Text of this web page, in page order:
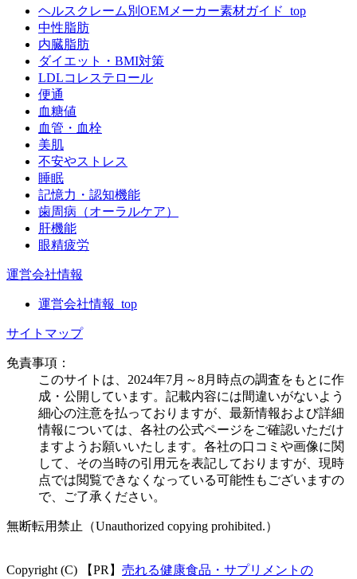
ヘルスクレーム別OEMメーカー素材ガイド_top
中性脂肪
内臓脂肪
ダイエット・BMI対策
LDLコレステロール
便通
血糖値
血管・血栓
美肌
不安やストレス
睡眠
記憶力・認知機能
歯周病（オーラルケア）
肝機能
眼精疲労
運営会社情報
運営会社情報_top
サイトマップ
免責事項：
このサイトは、2024年7月～8月時点の調査をもとに作
成・公開しています。記載内容には間違いがないよう
細心の注意を払っておりますが、最新情報および詳細
情報については、各社の公式ページをご確認いただけ
ますようお願いいたします。各社の口コミや画像に関
して、その当時の引用元を表記しておりますが、現時
点では閲覧できなくなっている可能性もございますの
で、ご了承ください。
無断転用禁止（Unauthorized copying prohibited.）
Copyright (C) 【PR】 売れる健康食品・サプリメントの